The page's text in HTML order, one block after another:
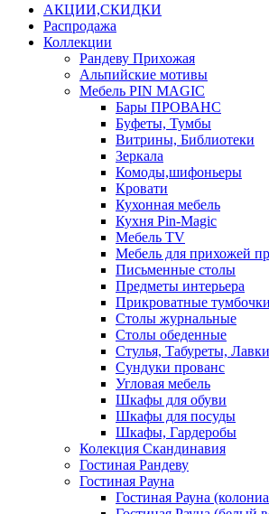
АКЦИИ,СКИДКИ
Распродажа
Коллекции
Рандеву Прихожая
Альпийские мотивы
Мебель PIN MAGIС
Бары ПРОВАНС
Буфеты, Тумбы
Витрины, Библиотеки
Зеркала
Комоды,шифоньеры
Кровати
Кухонная мебель
Кухня Pin-Magic
Мебель TV
Мебель для прихожей
Письменные столы
Предметы интерьера
Прикроватные тумбочки
Столы журнальные
Столы обеденные
Стулья, Табуреты, Лавки
Сундуки прованс
Угловая мебель
Шкафы для обуви
Шкафы для посуды
Шкафы, Гардеробы
Колекция Скандинавия
Гостиная Рандеву
Гостиная Рауна
Гостиная Рауна